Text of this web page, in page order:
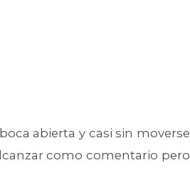
abierta y casi sin moverse
como comentario pero